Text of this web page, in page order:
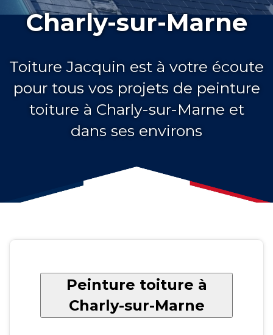
Charly-sur-Marne
Toiture Jacquin est à votre écoute
pour tous vos projets de peinture
toiture à Charly-sur-Marne et
dans ses environs
Peinture toiture à
Charly-sur-Marne